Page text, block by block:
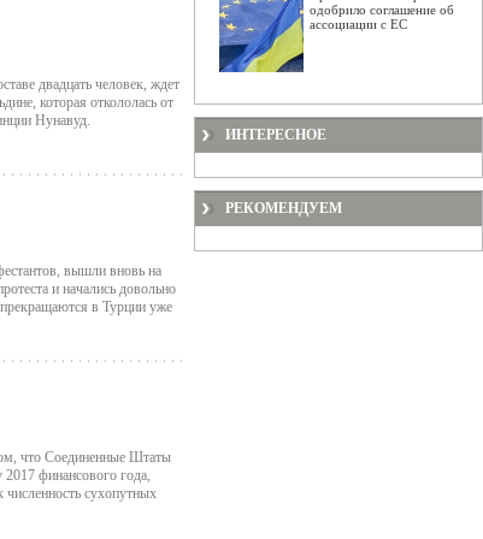
разработке.
топлива. Это топливо
хранил в них газ из
Но по мнению
двадцать человек, ждет
которая откололась от
Нунавуд.
вышли вновь на
и начались довольно
в Турции уже
что Соединенные Штаты
финансового года,
численность сухопутных
одобрило соглашение об
ассоциации с ЕС
ИНТЕРЕСНОЕ
РЕКОМЕНДУЕМ